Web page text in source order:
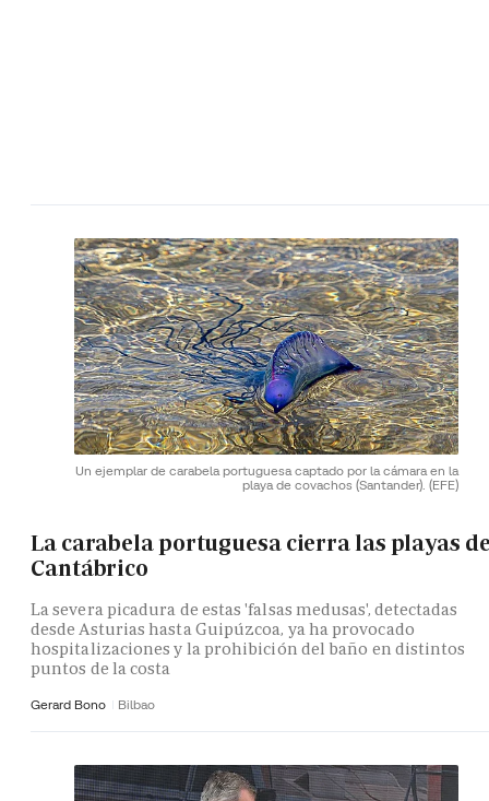
Un ejemplar de carabela portuguesa captado por la cámara en la
playa de covachos (Santander). (EFE)
La carabela portuguesa cierra las playas
Cantábrico
La severa picadura de estas 'falsas medusas', detectadas
desde Asturias hasta Guipúzcoa, ya ha provocado
hospitalizaciones y la prohibición del baño en distintos
puntos de la costa
Gerard Bono Bilbao